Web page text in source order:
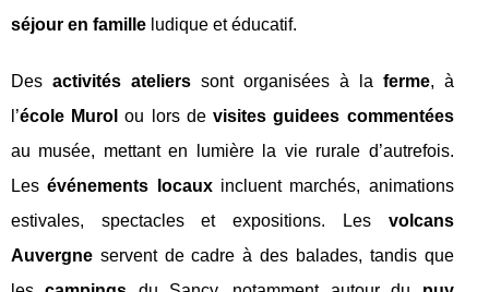
séjour en famille ludique et éducatif.
Des activités atelierssont organisées à la ferme, à
l’école Murol ou lors devisites guidees commentées
au musée, mettant en lumière la vie rurale d’autrefois.
Lesévénements locauxincluent marchés, animations
estivales, spectacles et expositions. Les volcans
Auvergne servent de cadre à des balades, tandis que